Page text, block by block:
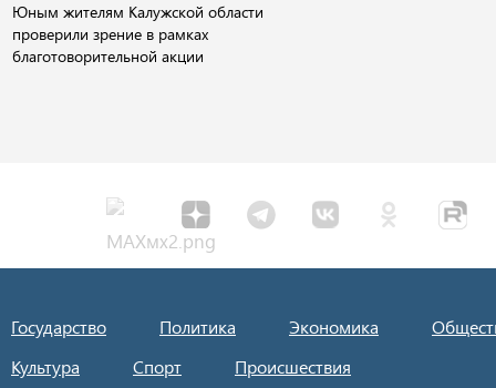
Юным жителям Калужской области
проверили зрение в рамках
благотоворительной акции
Государство Политика Экономика
Культура
Спорт Происшествия